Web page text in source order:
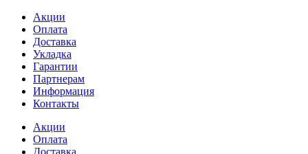
Акции
Оплата
Доставка
Укладка
Гарантии
Партнерам
Информация
Контакты
Акции
Оплата
Доставка